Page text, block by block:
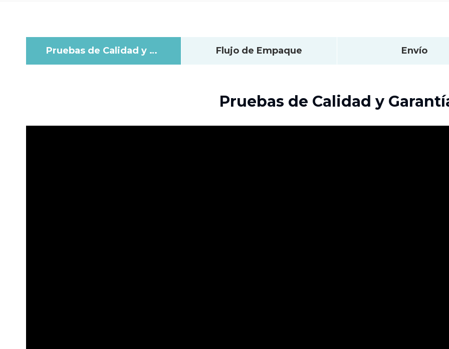
Pruebas de Calidad y Garantía Flujo de Empaque Envío
Pruebas de Calidad y